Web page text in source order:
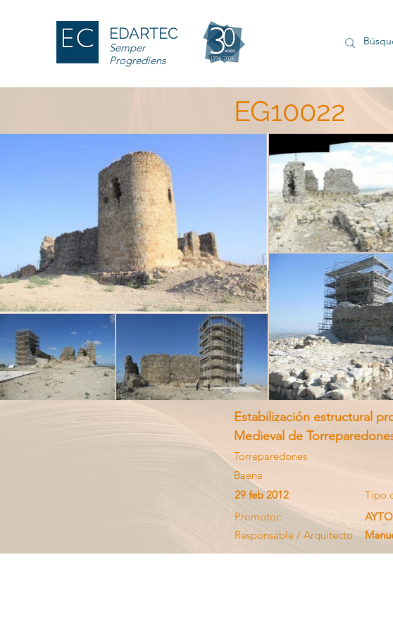
EDARTEC
Semper
Progrediens
EG10022
Estabilización estructural
Medieval de
Torreparedones
Baena
29 feb 2012
Promotor:
Responsable / Arquitecto
Tipo